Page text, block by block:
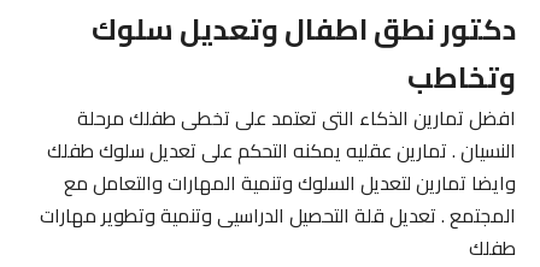
دكتور نطق اطفال وتعديل سلوك
وتخاطب
افضل تمارين الذكاء التى تعتمد على تخطى طفلك مرحلة
النسيان . تمارين عقليه يمكنه التحكم على تعديل سلوك طفلك
وايضا تمارين لتعديل السلوك وتنمية المهارات والتعامل مع
المجتمع . تعديل قلة التحصيل الدراسيى وتنمية وتطوير مهارات
طفلك